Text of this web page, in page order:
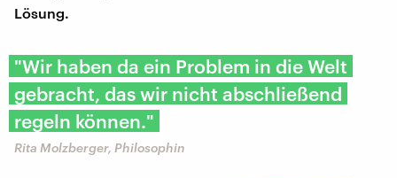
Lösung.
"Wir haben da ein Problem in die Welt
gebracht, das wir nicht abschließend
regeln können."
Rita Molzberger, Philosophin